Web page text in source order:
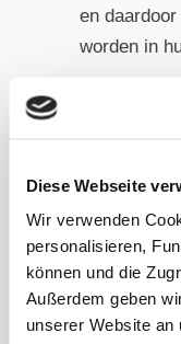
Diese Webseite
Wir verwenden
personalisieren,
können und die
Außerdem geben
unserer Website
en
worden in
n is
in
en het